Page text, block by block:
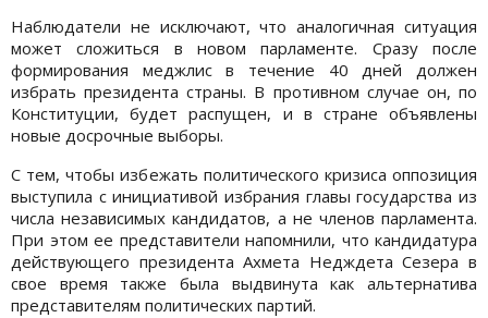
Наблюдатели не исключают, что аналогичная ситуация
может сложиться в новом парламенте. Сразу после
формирования меджлис в течение 40 дней должен
избрать президента страны. В противном случае он, по
Конституции, будет распущен, и в стране объявлены
новые досрочные выборы.
С тем, чтобы избежать политического кризиса оппозиция
выступила с инициативой избрания главы государства из
числа независимых кандидатов, а не членов парламента.
При этом ее представители напомнили, что кандидатура
действующего президента Ахмета Недждета Сезера в
свое время также была выдвинута как альтернатива
представителям политических партий.